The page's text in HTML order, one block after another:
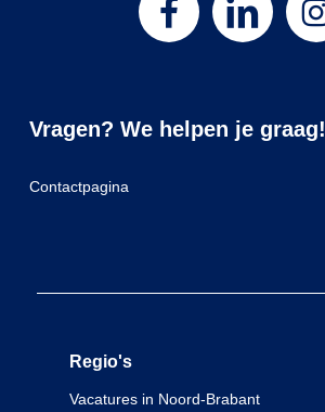
Vragen? We helpen je graag!
Contactpagina
Regio's
Vacatures in Noord-Brabant